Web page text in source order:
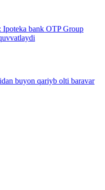
bank OTP Group
buyon qariyb olti baravar